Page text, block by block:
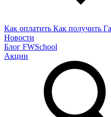
Как оплатить Как получить
Новости
Блог FWSchool
Акции